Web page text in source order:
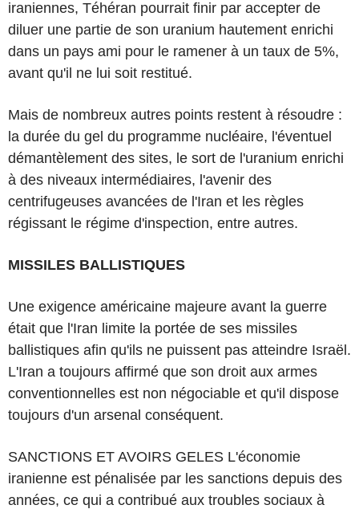
iraniennes, Téhéran pourrait finir par accepter de
diluer une partie de son uranium hautement enrichi
dans un pays ami pour le ramener à un taux de 5%,
avant qu'il ne lui soit restitué.
Mais de nombreux autres points restent à résoudre :
la durée du gel du programme nucléaire, l'éventuel
démantèlement des sites, le sort de l'uranium enrichi
à des niveaux intermédiaires, l'avenir des
centrifugeuses avancées de l'Iran et les règles
régissant le régime d'inspection, entre autres.
MISSILES BALLISTIQUES
Une exigence américaine majeure avant la guerre
était que l'Iran limite la portée de ses missiles
ballistiques afin qu'ils ne puissent pas atteindre Israël.
L'Iran a toujours affirmé que son droit aux armes
conventionnelles est non négociable et qu'il dispose
toujours d'un arsenal conséquent.
SANCTIONS ET AVOIRS GELES L'économie
iranienne est pénalisée par les sanctions depuis des
années, ce qui a contribué aux troubles sociaux à